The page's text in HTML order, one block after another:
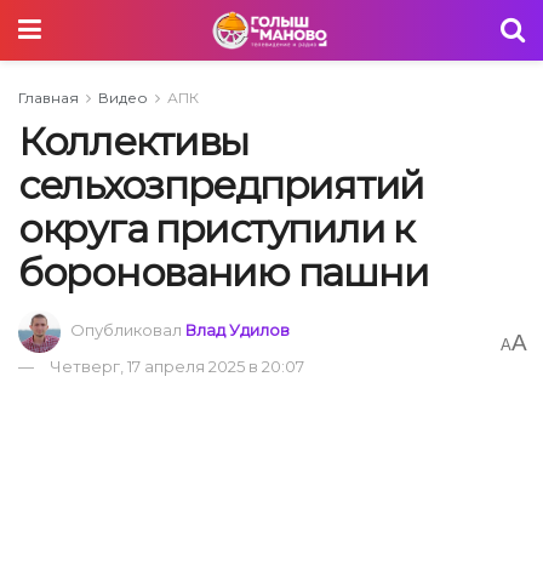
Главная Видео АПК
Коллективы
сельхозпредприятий
округа приступили к
боронованию пашни
Опубликовал Влад Удилов
Четверг, 17 апреля 2025 в 20:07
AA